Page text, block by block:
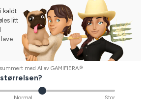
kaldt
litt
med AI av GAMIFIERA.®